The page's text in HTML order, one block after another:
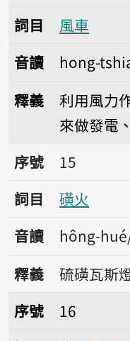
詞目
風車
音讀
hong-
釋義
利用風力
來做發電
序號15磺火
序號
15
詞目
磺火
音讀
hông-
釋義
硫磺瓦斯
序號16虎頭夾仔
序號
16